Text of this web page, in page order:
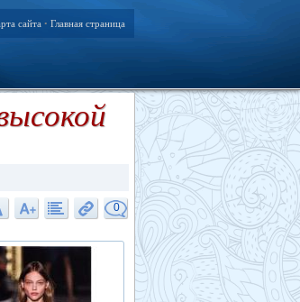
сайта • Главная страница
0